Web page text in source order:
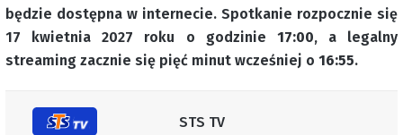
będzie dostępna w internecie. Spotkanie rozpocznie się
17 kwietnia 2027 roku o godzinie 17:00, a legalny
streaming zacznie się pięć minut wcześniej o 16:55.
STS TV